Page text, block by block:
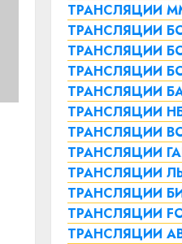
ТРАНСЛЯЦИИ
ТРАНСЛЯЦИИ
ТРАНСЛЯЦИИ
ТРАНСЛЯЦИИ
ТРАНСЛЯЦИИ
ТРАНСЛЯЦИИ
ТРАНСЛЯЦИИ
ТРАНСЛЯЦИИ
ТРАНСЛЯЦИИ
ТРАНСЛЯЦИИ
ТРАНСЛЯЦИИ
ТРАНСЛЯЦИИ